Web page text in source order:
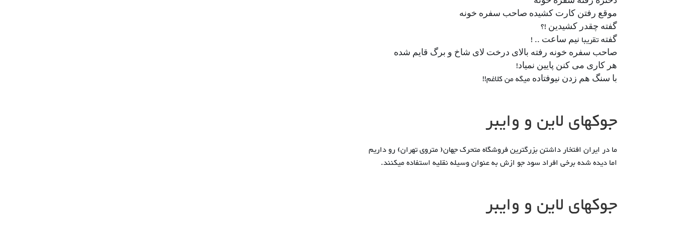
ﻣﻮﻗﻊ ﺭﻓﺘﻦ ﮐﺎﺭﺕ ﮐﺸﯿﺪﻩ ﺻﺎﺣﺐ ﺳﻔﺮﻩ ﺧﻮﻧﻪ
ﮔﻔﺘﻪ ﭼﻘﺪﺭ ﮐﺸﯿﺪﯾﻦ !؟
ﮔﻔﺘﻪ تقریبا ﻧﯿﻢ ﺳﺎﻋﺖ .. !
ﺻﺎﺣﺐ ﺳﻔﺮﻩ ﺧﻮﻧﻪ ﺭﻓﺘﻪ ﺑﺎﻻﯼ ﺩﺭﺧﺖ ﻻﯼ ﺷﺎﺥ ﻭ ﺑﺮﮒ ﻗﺎﯾﻢ ﺷﺪﻩ
ﻫﺮ ﮐﺎﺭﯼ ﻣﯽ ﮐﻨﻦ ﭘﺎﯾﯿﻦ ﻧﻤﯿﺎﺩ!
ﺑﺎ ﺳﻨﮓ ﻫﻢ ﺯﺩﻥ ﻧﯿﻮﻓﺘﺎﺩﻩ میگه من کلاغم!!
جوکهای لاین و وایبر
ما در ایران افتخار داشتن بزرگترین فروشگاه متحرک جهان( متروى تهران) رو داریم
اما دیده شده برخى افراد سود جو ازش به عنوان وسیله نقلیه استفاده میکنند.
جوکهای لاین و وایبر